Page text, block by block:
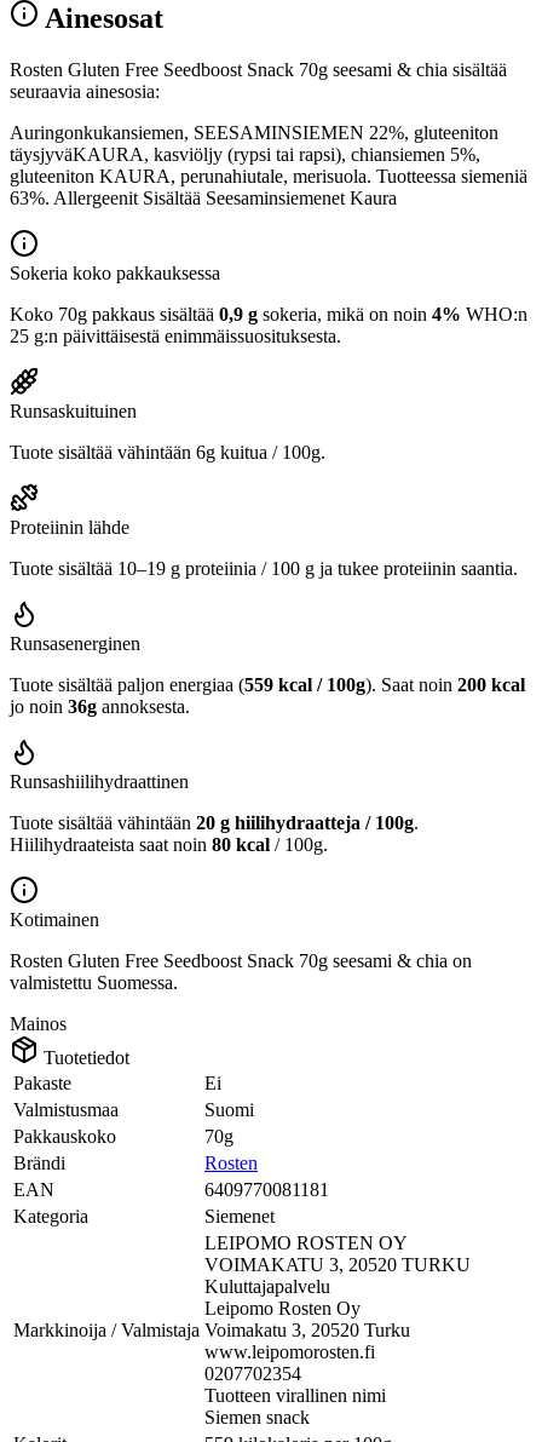
Ainesosat
Rosten Gluten Free Seedboost Snack 70g seesami & chia sisältää
seuraavia ainesosia:
Auringonkukansiemen, SEESAMINSIEMEN 22%, gluteeniton
täysjyväKAURA, kasviöljy (rypsi tai rapsi), chiansiemen 5%,
gluteeniton KAURA, perunahiutale, merisuola. Tuotteessa siemeniä
63%. Allergeenit Sisältää Seesaminsiemenet Kaura
Sokeria koko pakkauksessa
Koko 70g pakkaus sisältää 0,9 g sokeria, mikä on noin 4% WHO:n
25 g:n päivittäisestä enimmäissuosituksesta.
Runsaskuituinen
Tuote sisältää vähintään 6g kuitua / 100g.
Proteiinin lähde
Tuote sisältää 10–19 g proteiinia / 100 g ja tukee proteiinin saantia.
Runsasenerginen
Tuote sisältää paljon energiaa (559 kcal / 100g). Saat noin 200 kcal
jo noin 36g annoksesta.
Runsashiilihydraattinen
Tuote sisältää vähintään 20 g hiilihydraatteja / 100g.
Hiilihydraateista saat noin 80 kcal / 100g.
Kotimainen
Rosten Gluten Free Seedboost Snack 70g seesami & chia on
valmistettu Suomessa.
Mainos
Tuotetiedot
Pakaste
Ei
Valmistusmaa
Suomi
Pakkauskoko
70g
Brändi
Rosten
EAN
6409770081181
Kategoria
Siemenet
Markkinoija / Valmistaja
LEIPOMO ROSTEN OY
VOIMAKATU 3, 20520 TURKU
Kuluttajapalvelu
Leipomo Rosten Oy
Voimakatu 3, 20520 Turku
www.leipomorosten.fi
0207702354
Tuotteen virallinen nimi
Siemen snack